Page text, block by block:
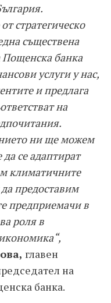
стратегическо
съществена
Пощенска банка
услуги у нас,
и предлага
на
ни ще можем
се адаптират
климатичните
предоставим
предприемачи в
роля в
главен
на
банка.